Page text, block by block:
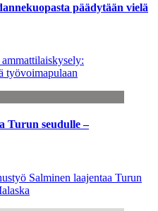
päädytään vielä
työvoimapulaan
Turun seudulle –
Salminen laajentaa Turun